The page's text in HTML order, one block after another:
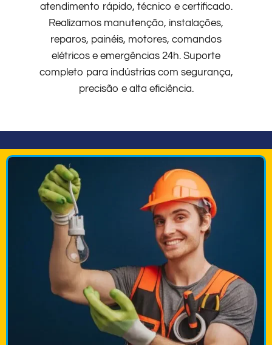
atendimento rápido, técnico e certificado.
Realizamos manutenção, instalações,
reparos, painéis, motores, comandos
elétricos e emergências 24h. Suporte
completo para indústrias com segurança,
precisão e alta eficiência.